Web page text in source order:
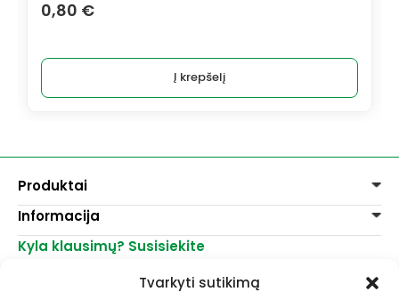
Tvarkyti sutikimą
0,80 €
Į krepšelį
Produktai
Dažai
Dekoravimui
Lakai, skiedikliai
Informacija
Pirkimo taisyklės
Kyla klausimų? Susisiekite
info@menomuza.lt